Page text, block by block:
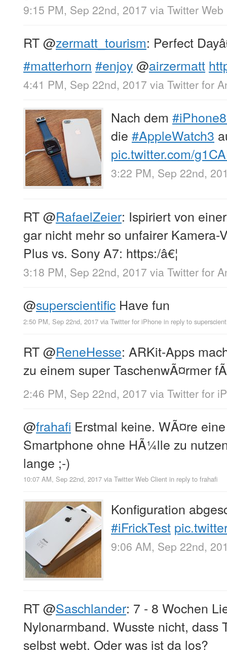
9:15 PM, Sep 22nd, 2017 via Twitter
RT@zermatt_tourism: Perfect
#matterhorn #enjoy@airzermatt
4:41 PM, Sep 22nd, 2017 via Twitter for
Nach dem
die #AppleWatch3
pic.twitter.com/
3:22 PM, Sep 22nd,
RT@RafaelZeier: Ispiriert von
gar nicht mehr so unfairer Kamera-
Plus vs. Sony A7: https:/â€¦
3:18 PM, Sep 22nd, 2017 via Twitter for
@superscientific Have fun
2:50 PM, Sep 22nd, 2017 via Twitter for iPhone in reply to
RT@ReneHesse: ARKit-Apps
zu einem super TaschenwÃ¤rmer
2:46 PM, Sep 22nd, 2017 via Twitter for
@frahafi Erstmal keine. WÃ¤re
Smartphone ohne HÃ¼lle zu
lange ;-)
10:07 AM, Sep 22nd, 2017 via Twitter Web Client in reply to frahafi
Konfiguration
#iFrickTest
9:06 AM, Sep 22nd,
RT@Saschlander: 7 - 8 Wochen
Nylonarmband. Wusste nicht, dass
selbst webt. Oder was ist da los?